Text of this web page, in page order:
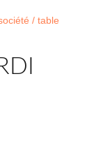
/ table